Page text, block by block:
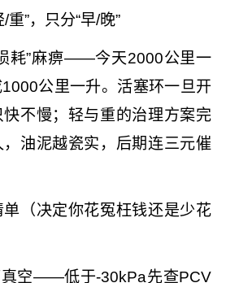
”，只分“早/晚”
耗”麻痹——今天2000公里一
公里一升。活塞环一旦开
不慢；轻与重的治理方案完
油泥越瓷实，后期连三元催
（决定你花冤枉钱还是少花
真空——低于-30kPa先查PCV